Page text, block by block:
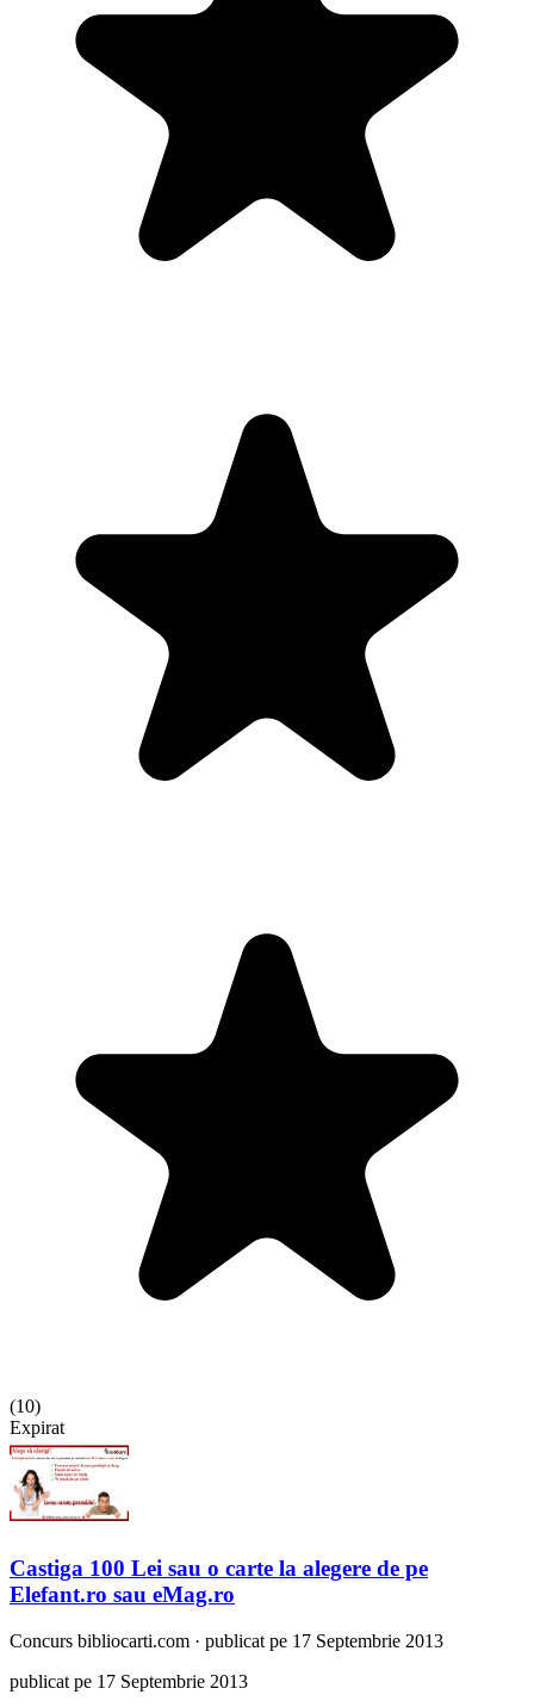
(10)
Expirat
Castiga 100 Lei sau o carte la alegere de pe
Elefant.ro sau eMag.ro
Concurs bibliocarti.com · publicat pe 17 Septembrie 2013
publicat pe 17 Septembrie 2013